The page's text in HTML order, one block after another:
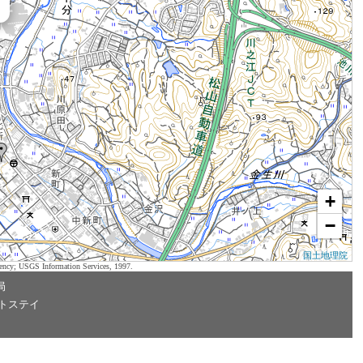
+
−
国土地理院
USGS Information Services, 1997.
ステイ